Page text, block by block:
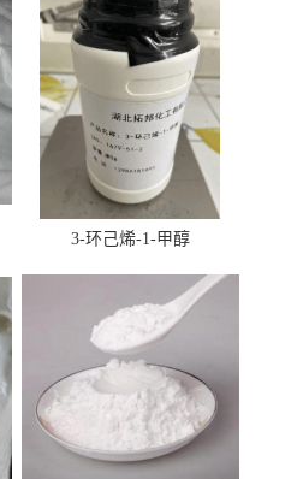
3-环己烯-1-甲醇